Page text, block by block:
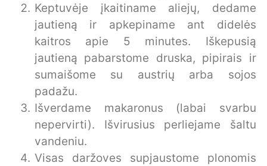
Keptuvėje įkaitiname aliejų, dedame
jautieną ir apkepiname ant didelės
kaitros apie 5 minutes. Iškepusią
jautieną pabarstome druska, pipirais ir
sumaišome su austrių arba sojos
padažu.
Išverdame makaronus (labai svarbu
nepervirti). Išvirusius perliejame šaltu
vandeniu.
Visas daržoves supjaustome plonomis